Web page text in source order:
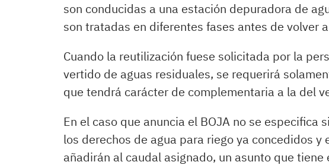
son conducidas a una estación depuradora de
son tratadas en diferentes fases antes de volver
Cuando la reutilización fuese solicitada por la
vertido de aguas residuales, se requerirá
que tendrá carácter de complementaria a la del
En el caso que anuncia el BOJA no se especifica
los derechos de agua para riego ya concedidos y
añadirán al caudal asignado, un asunto que